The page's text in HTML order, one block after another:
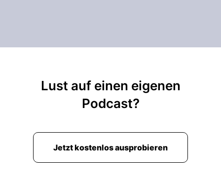
Lust auf einen eigenen
Podcast?
Jetzt kostenlos ausprobieren